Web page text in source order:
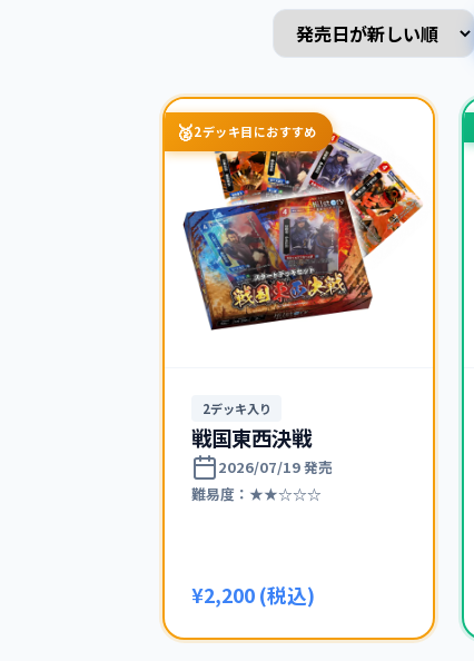
🥈2デッキ目におすすめ
2デッキ入り
戦国東西決戦
2026/07/19 発売
難易度：★★☆☆☆
¥2,200 (税込)